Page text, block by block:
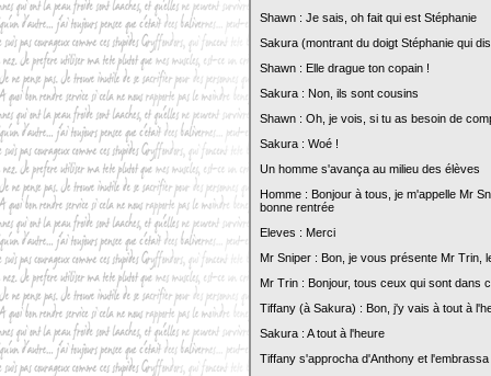
Shawn : Je sais, oh fait qui est Stéphanie
Sakura (montrant du doigt Stéphanie qui
Shawn : Elle drague ton copain !
Sakura : Non, ils sont cousins
Shawn : Oh, je vois, si tu as besoin de
Sakura : Woé !
Un homme s'avança au milieu des élèves
Homme : Bonjour à tous, je m'appelle Mr
bonne rentrée
Eleves : Merci
Mr Sniper : Bon, je vous présente Mr Trin,
Mr Trin : Bonjour, tous ceux qui sont dans
Tiffany (à Sakura) : Bon, j'y vais à tout à
Sakura : A tout à l'heure
Tiffany s'approcha d'Anthony et l'embrassa